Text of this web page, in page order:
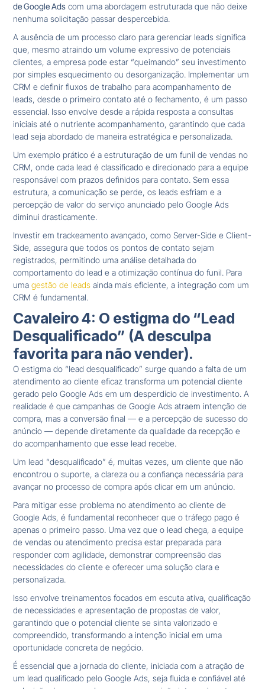
de Google Ads com uma abordagem estruturada que não deixe
nenhuma solicitação passar despercebida.
A ausência de um processo claro para gerenciar leads significa
que, mesmo atraindo um volume expressivo de potenciais
clientes, a empresa pode estar “queimando” seu investimento
por simples esquecimento ou desorganização. Implementar um
CRM e definir fluxos de trabalho para acompanhamento de
leads, desde o primeiro contato até o fechamento, é um passo
essencial. Isso envolve desde a rápida resposta a consultas
iniciais até o nutriente acompanhamento, garantindo que cada
lead seja abordado de maneira estratégica e personalizada.
Um exemplo prático é a estruturação de um funil de vendas no
CRM, onde cada lead é classificado e direcionado para a equipe
responsável com prazos definidos para contato. Sem essa
estrutura, a comunicação se perde, os leads esfriam e a
percepção de valor do serviço anunciado pelo Google Ads
diminui drasticamente.
Investir em trackeamento avançado, como Server-Side e Client-
Side, assegura que todos os pontos de contato sejam
registrados, permitindo uma análise detalhada do
comportamento do lead e a otimização contínua do funil. Para
umagestão de leads ainda mais eficiente, a integração com um
CRM é fundamental.
Cavaleiro 4: O estigma do “Lead
Desqualificado” (A desculpa
favorita para não vender).
O estigma do “lead desqualificado” surge quando a falta de um
atendimento ao cliente eficaz transforma um potencial cliente
gerado pelo Google Ads em um desperdício de investimento. A
realidade é que campanhas de Google Ads atraem intenção de
compra, mas a conversão final — e a percepção de sucesso do
anúncio — depende diretamente da qualidade da recepção e
do acompanhamento que esse lead recebe.
Um lead “desqualificado” é, muitas vezes, um cliente que não
encontrou o suporte, a clareza ou a confiança necessária para
avançar no processo de compra após clicar em um anúncio.
Para mitigar esse problema no atendimento ao cliente de
Google Ads, é fundamental reconhecer que o tráfego pago é
apenas o primeiro passo. Uma vez que o lead chega, a equipe
de vendas ou atendimento precisa estar preparada para
responder com agilidade, demonstrar compreensão das
necessidades do cliente e oferecer uma solução clara e
personalizada.
Isso envolve treinamentos focados em escuta ativa, qualificação
de necessidades e apresentação de propostas de valor,
garantindo que o potencial cliente se sinta valorizado e
compreendido, transformando a intenção inicial em uma
oportunidade concreta de negócio.
É essencial que a jornada do cliente, iniciada com a atração de
um lead qualificado pelo Google Ads, seja fluida e confiável até